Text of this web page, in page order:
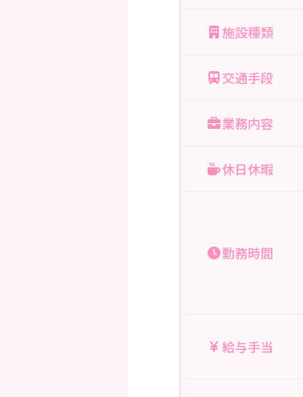
施設種類
交通手段
業務内容
休日休暇
勤務時間
給与手当